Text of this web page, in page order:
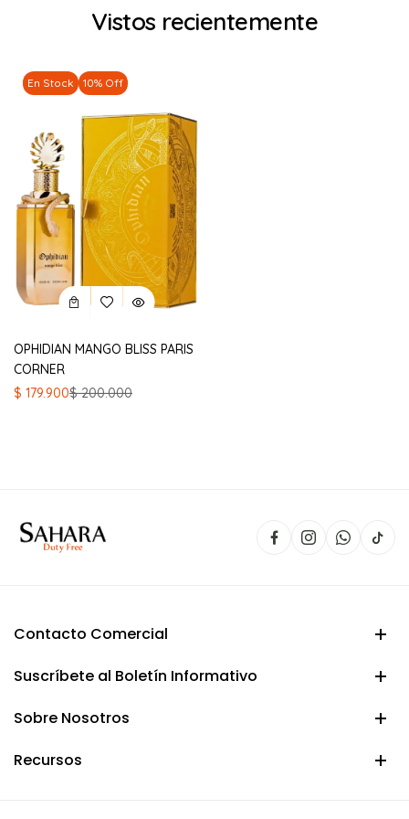
Vistos recientemente
En Stock 10% Off
OPHIDIAN MANGO BLISS PARIS
CORNER
$200.000
El
$ 179.900
El
Contacto Comercial
Suscríbete al Boletín Informativo
Sobre Nosotros
Recursos